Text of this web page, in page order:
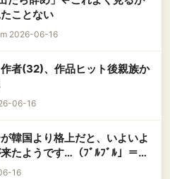
ことない
2026-06-16
作者(32)、作品ヒット後親族か
06-16
韓国より格上だと、いよいよ
たようです…（ﾌﾞﾙﾌﾞﾙ」＝韓
16